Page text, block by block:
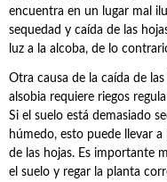
encuentra en un lugar mal
sequedad y caída de las
luz a la alcoba, de lo
Otra causa de la caída de
alsobia requiere riegos
Si el suelo está demasiado
húmedo, esto puede llevar
de las hojas. Es importante
el suelo y regar la planta